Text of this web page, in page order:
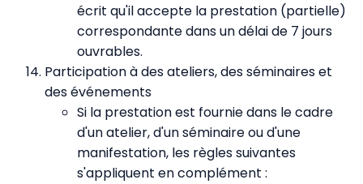
écrit qu'il accepte la prestation (partielle)
correspondante dans un délai de 7 jours
ouvrables.
Participation à des ateliers, des séminaires et
des événements
Si la prestation est fournie dans le cadre
d'un atelier, d'un séminaire ou d'une
manifestation, les règles suivantes
s'appliquent en complément :